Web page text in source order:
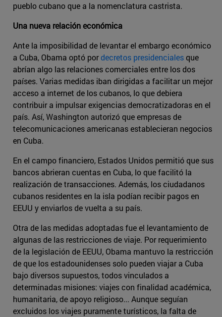
pueblo cubano que a la nomenclatura castrista.
Una nueva relación económica
Ante la imposibilidad de levantar el embargo económico
a Cuba, Obama optó pordecretos presidencialesque
abrían algo las relaciones comerciales entre los dos
países. Varias medidas iban dirigidas a facilitar un mejor
acceso a internet de los cubanos, lo que debiera
contribuir a impulsar exigencias democratizadoras en el
país. Así, Washington autorizó que empresas de
telecomunicaciones americanas establecieran negocios
en Cuba.
En el campo financiero, Estados Unidos permitió que sus
bancos abrieran cuentas en Cuba, lo que facilitó la
realización de transacciones. Además, los ciudadanos
cubanos residentes en la isla podían recibir pagos en
EEUU y enviarlos de vuelta a su país.
Otra de las medidas adoptadas fue el levantamiento de
algunas de las restricciones de viaje. Por requerimiento
de la legislación de EEUU, Obama mantuvo la restricción
de que los estadounidenses solo pueden viajar a Cuba
bajo diversos supuestos, todos vinculados a
determinadas misiones: viajes con finalidad académica,
humanitaria, de apoyo religioso... Aunque seguían
excluidos los viajes puramente turísticos, la falta de